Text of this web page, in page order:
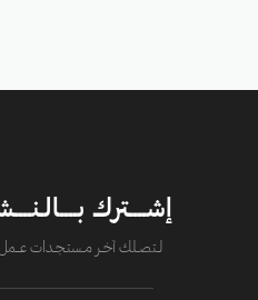
إشــــترك
لــتصــلك آخــر مــستـجــدات عــــمل